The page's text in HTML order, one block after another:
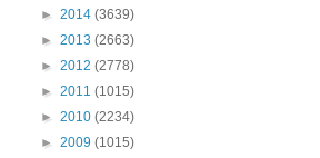
► 2014 (3639)
► 2013 (2663)
► 2012 (2778)
► 2011 (1015)
► 2010 (2234)
► 2009 (1015)